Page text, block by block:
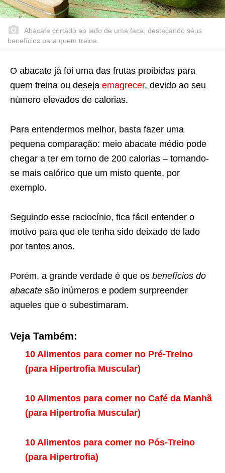
Abacate cortado ao lado de uma faca, destacando seus
benefícios para quem treina.
O abacate já foi uma das frutas proibidas para
quem treina ou deseja emagrecer, devido ao seu
número elevados de calorias.
Para entendermos melhor, basta fazer uma
pequena comparação: meio abacate médio pode
chegar a ter em torno de 200 calorias – tornando-
se mais calórico que um misto quente, por
exemplo.
Seguindo esse raciocínio, fica fácil entender o
motivo para que ele tenha sido deixado de lado
por tantos anos.
Porém, a grande verdade é que os benefícios do
abacate são inúmeros e podem surpreender
aqueles que o subestimaram.
Veja Também:
10 Alimentos para comer no Pré-Treino
(para Hipertrofia Muscular)
10 Alimentos para comer no Café da Manhã
(para Hipertrofia Muscular)
10 Alimentos para comer no Pós-Treino
(para Hipertrofia)